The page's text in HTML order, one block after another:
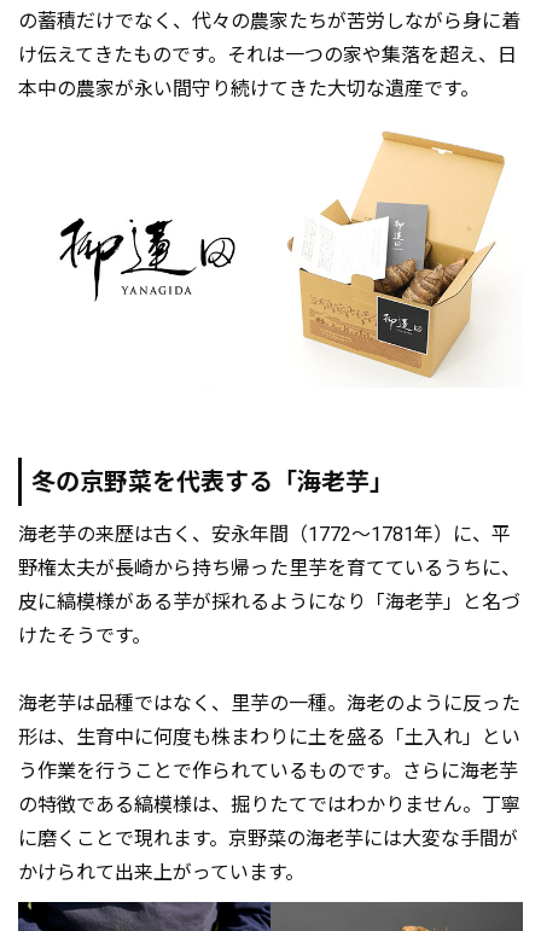
の蓄積だけでなく、代々の農家たちが苦労しながら身に着
け伝えてきたものです。それは一つの家や集落を超え、日
本中の農家が永い間守り続けてきた大切な遺産です。
冬の京野菜を代表する「海老芋」
海老芋の来歴は古く、安永年間（1772～1781年）に、平
野権太夫が長崎から持ち帰った里芋を育てているうちに、
皮に縞模様がある芋が採れるようになり「海老芋」と名づ
けたそうです。
海老芋は品種ではなく、里芋の一種。海老のように反った
形は、生育中に何度も株まわりに土を盛る「土入れ」とい
う作業を行うことで作られているものです。さらに海老芋
の特徴である縞模様は、掘りたてではわかりません。丁寧
に磨くことで現れます。京野菜の海老芋には大変な手間が
かけられて出来上がっています。